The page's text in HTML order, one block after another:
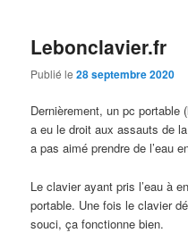
Lebonclavier.fr
Publié le28 septembre 2020
Dernièrement, un pc portable (
a eu le droit aux assauts de
a pas aimé prendre de l’eau
Le clavier ayant pris l’eau à
portable. Une fois le clavier
souci, ça fonctionne bien.